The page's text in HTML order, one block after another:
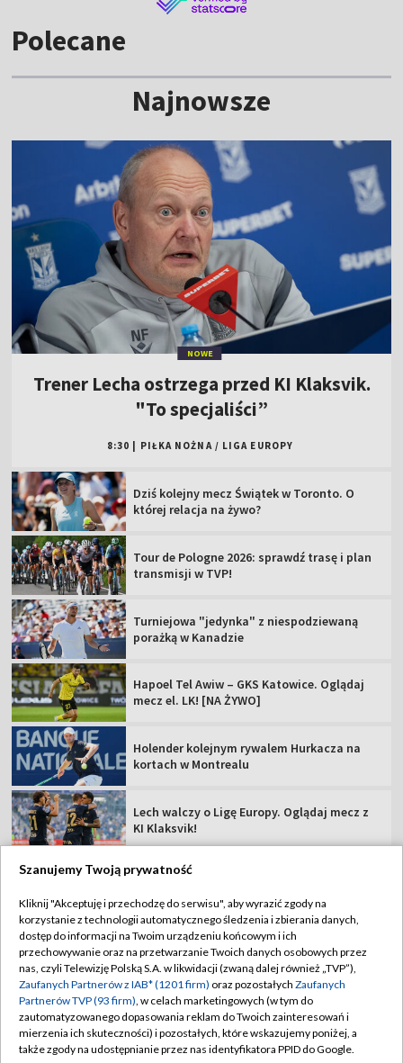
Polecane
Najnowsze
NOWE
Trener Lecha ostrzega przed KI Klaksvik.
"To specjaliści”
8:30 PIŁKA NOŻNA / LIGA EUROPY
Dziś kolejny mecz Świątek w Toronto. O
której relacja na żywo?
Tour de Pologne 2026: sprawdź trasę i plan
transmisji w TVP!
Turniejowa "jedynka" z niespodziewaną
porażką w Kanadzie
Hapoel Tel Awiw – GKS Katowice. Oglądaj
mecz el. LK! [NA ŻYWO]
Holender kolejnym rywalem Hurkacza na
kortach w Montrealu
Lech walczy o Ligę Europy. Oglądaj mecz z
KI Klaksvik!
TVP
Abonament TVP
Sklep TVP
Biuro Reklamy
Oferta Handlowa
Regulamin TVP
Polityka prywatności
Moje zgody
Biuro reklamy
Szanujemy Twoją prywatność
Kliknij "Akceptuję i przechodzę do serwisu", aby wyrazić zgody na
korzystanie z technologii automatycznego śledzenia i zbierania danych,
dostęp do informacji na Twoim urządzeniu końcowym i ich
przechowywanie oraz na przetwarzanie Twoich danych osobowych przez
nas, czyli Telewizję Polską S.A. w likwidacji (zwaną dalej również „TVP”),
Zaufanych Partnerów z IAB* (1201 firm) oraz pozostałych Zaufanych
Partnerów TVP (93 firm), w celach marketingowych (w tym do
zautomatyzowanego dopasowania reklam do Twoich zainteresowań i
mierzenia ich skuteczności) i pozostałych, które wskazujemy poniżej, a
także zgody na udostępnianie przez nas identyfikatora PPID do Google.